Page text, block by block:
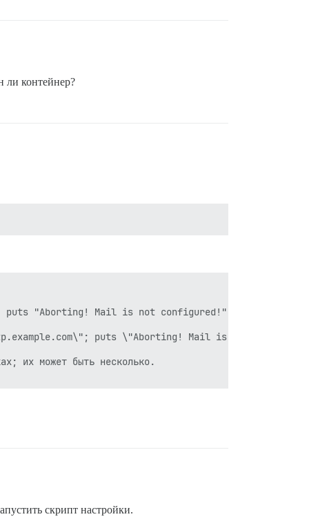
ли контейнер?
puts "Aborting! Mail is not configured!"; exit 1;
puts \"Aborting! Mail is not
их может быть несколько.
скрипт настройки.